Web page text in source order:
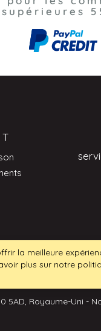
supérieures
5AD, Royaume-Uni -
la meilleure
plus sur notre